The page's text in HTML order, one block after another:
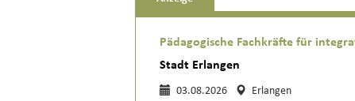
Pädagogische Fachkräfte für
Stadt Erlangen
03.08.2026 Erlangen